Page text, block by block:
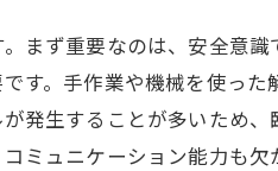
まず重要なのは、安全意
す。手作業や機械を使っ
発生することが多いため
ミュニケーション能力も